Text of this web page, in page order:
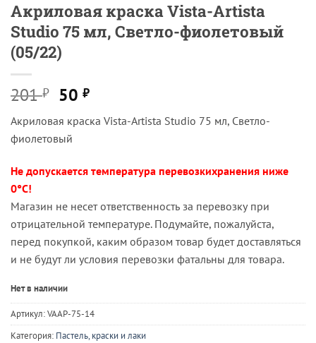
Акриловая краска Vista-Artista
Studio 75 мл, Светло-фиолетовый
(05/22)
201₽ Первоначальная
составляла
201 ₽.
50₽Текущая
50 ₽.
Акриловая краска Vista-Artista Studio 75 мл, Светло-
фиолетовый
Не допускается температура перевозкихранения ниже
0°С!
Магазин не несет ответственность за перевозку при
отрицательной температуре. Подумайте, пожалуйста,
перед покупкой, каким образом товар будет доставляться
и не будут ли условия перевозки фатальны для товара.
Нет в наличии
Артикул:VAAP-75-14
Категория: Пастель, краски и лаки